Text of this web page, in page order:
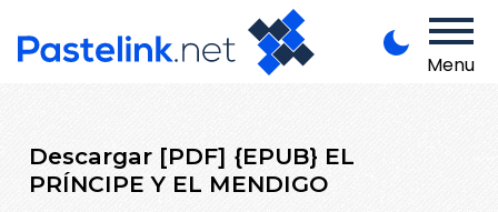
Menu
Descargar [PDF] {EPUB} EL
PRÍNCIPE Y EL MENDIGO